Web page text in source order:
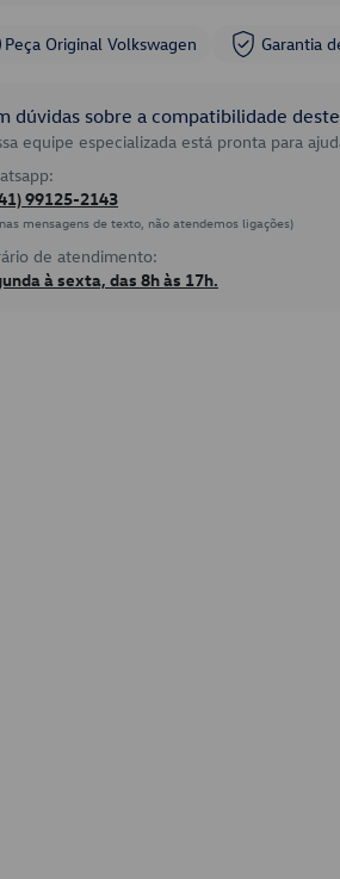
Peça Original Volkswagen Garantia
dúvidas sobre a compatibilidade
equipe especializada está pronta para
99125-2143
mensagens de texto, não atendemos ligações)
de atendimento:
à sexta, das 8h às 17h.